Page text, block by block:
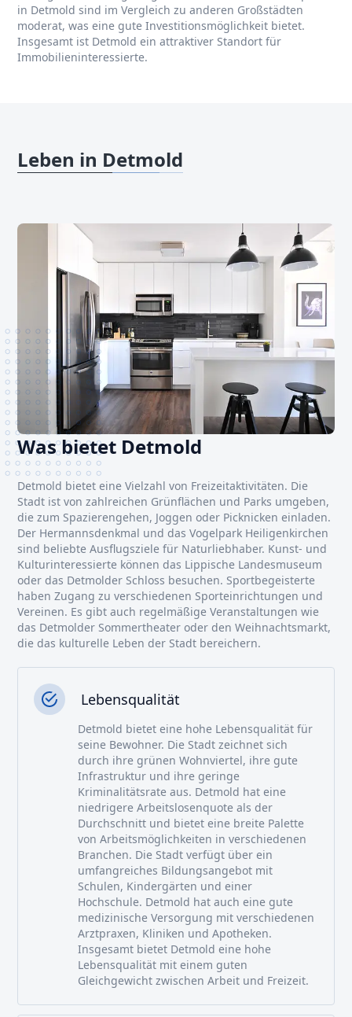
in Detmold sind im Vergleich zu anderen Großstädten
moderat, was eine gute Investitionsmöglichkeit bietet.
Insgesamt ist Detmold ein attraktiver Standort für
Immobilieninteressierte.
Leben in Detmold
Was bietet Detmold
Detmold bietet eine Vielzahl von Freizeitaktivitäten. Die
Stadt ist von zahlreichen Grünflächen und Parks umgeben,
die zum Spazierengehen, Joggen oder Picknicken einladen.
Der Hermannsdenkmal und das Vogelpark Heiligenkirchen
sind beliebte Ausflugsziele für Naturliebhaber. Kunst- und
Kulturinteressierte können das Lippische Landesmuseum
oder das Detmolder Schloss besuchen. Sportbegeisterte
haben Zugang zu verschiedenen Sporteinrichtungen und
Vereinen. Es gibt auch regelmäßige Veranstaltungen wie
das Detmolder Sommertheater oder den Weihnachtsmarkt,
die das kulturelle Leben der Stadt bereichern.
Lebensqualität
Detmold bietet eine hohe Lebensqualität für
seine Bewohner. Die Stadt zeichnet sich
durch ihre grünen Wohnviertel, ihre gute
Infrastruktur und ihre geringe
Kriminalitätsrate aus. Detmold hat eine
niedrigere Arbeitslosenquote als der
Durchschnitt und bietet eine breite Palette
von Arbeitsmöglichkeiten in verschiedenen
Branchen. Die Stadt verfügt über ein
umfangreiches Bildungsangebot mit
Schulen, Kindergärten und einer
Hochschule. Detmold hat auch eine gute
medizinische Versorgung mit verschiedenen
Arztpraxen, Kliniken und Apotheken.
Insgesamt bietet Detmold eine hohe
Lebensqualität mit einem guten
Gleichgewicht zwischen Arbeit und Freizeit.